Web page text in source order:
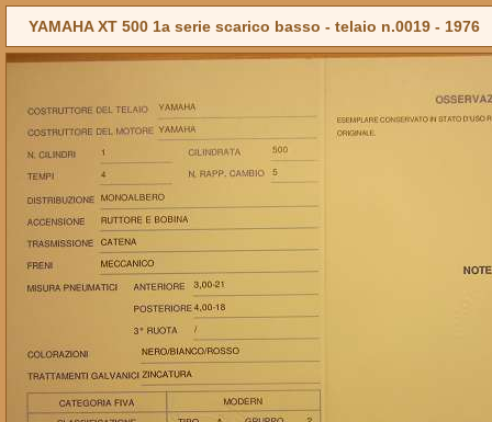
YAMAHA XT 500 1a serie scarico basso - telaio n.0019 - 1976